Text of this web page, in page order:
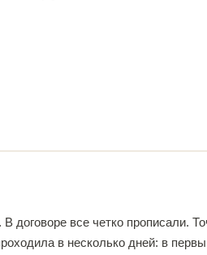
договоре все четко прописали.
в несколько дней: в